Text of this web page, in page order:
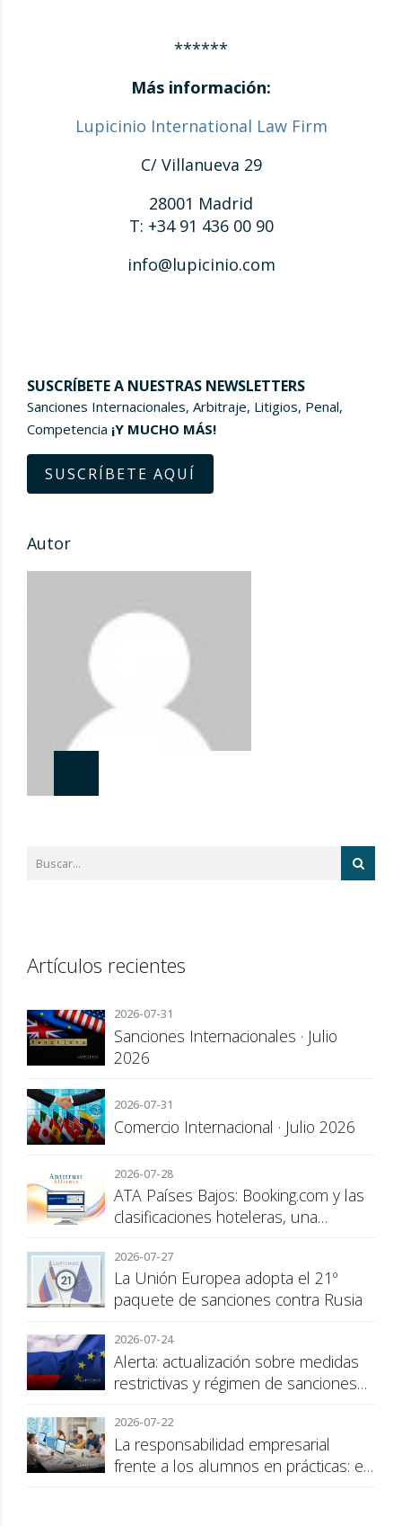
******
Más información:
Lupicinio International Law Firm
C/ Villanueva 29
28001 Madrid
T: +34 91 436 00 90
info@lupicinio.com
SUSCRÍBETE A NUESTRAS NEWSLETTERS
Sanciones Internacionales, Arbitraje, Litigios, Penal,
Competencia ¡Y MUCHO MÁS!
SUSCRÍBETE AQUÍ
Autor
Artículos recientes
2026-07-31
Sanciones Internacionales · Julio
2026
2026-07-31
Comercio Internacional · Julio 2026
2026-07-28
ATA Países Bajos: Booking.com y las
clasificaciones hoteleras, una
consumidor
2026-07-27
La Unión Europea adopta el 21º
paquete de sanciones contra Rusia
2026-07-24
Alerta: actualización sobre medidas
restrictivas y régimen de sanciones
2026-07-22
La responsabilidad empresarial
frente a los alumnos en prácticas: el